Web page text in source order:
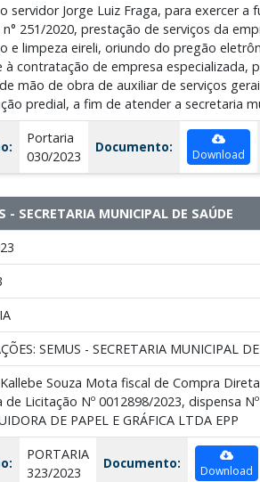
servidor Jorge Luiz Fraga, para exercer a
251/2020, prestação de serviços da
e limpeza eireli, oriundo do pregão
à contratação de empresa especializada,
mão de obra de auxiliar de serviços
predial, a fim de atender a secretaria
Portaria
030/2023
Documento: Download
- SECRETARIA MUNICIPAL DE SAÚDE
SEMUS - SECRETARIA MUNICIPAL
Souza Mota fiscal de Compra
de Licitação Nº 0012898/2023, dispensa
DE PAPEL E GRÁFICA LTDA EPP
PORTARIA
323/2023
Documento: Download